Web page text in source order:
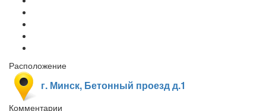
Расположение
г. Минск, Бетонный проезд д.1
Комментарии